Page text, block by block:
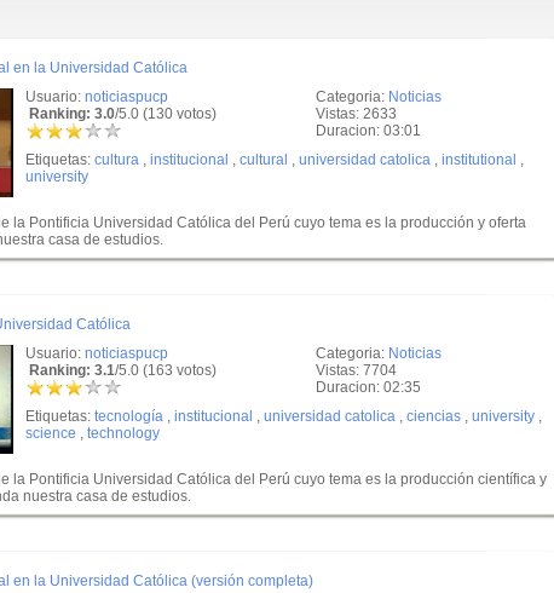
en la Universidad Católica
Categoria: Noticias
Vistas: 2633
Duracion: 03:01
Usuario: noticiaspucp
Ranking: 3.0/5.0 (130 votos)
Etiquetas: cultura , institucional , cultural , universidad catolica , institutional ,
university
la Pontificia Universidad Católica del Perú cuyo tema es la producción y oferta
casa de estudios.
Católica
Categoria: Noticias
Vistas: 7704
Duracion: 02:35
Usuario: noticiaspucp
Ranking: 3.1/5.0 (163 votos)
Etiquetas: tecnología , institucional , universidad catolica , ciencias , university ,
science , technology
la Pontificia Universidad Católica del Perú cuyo tema es la producción científica y
nuestra casa de estudios.
en la Universidad Católica (versión completa)